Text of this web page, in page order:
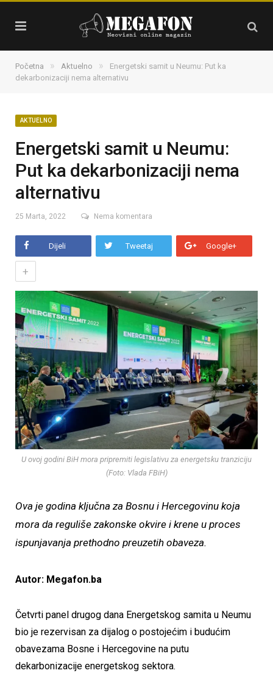
Početna » Aktuelno »
Energetski samit u Neumu: Put ka
dekarbonizaciji nema alternativu
AKTUELNO
Energetski samit u Neumu:
Put ka dekarbonizaciji nema
alternativu
25 Marta, 2022 Nema komentara
Dijeli Tweetaj Google+
+
U ovoj godini BiH mora pripremiti legislativu za energetsku tranziciju
(Foto: Vlada FBiH)
Ova je godina ključna za Bosnu i Hercegovinu koja
mora da reguliše zakonske okvire i krene u proces
ispunjavanja prethodno preuzetih obaveza.
Autor: Megafon.ba
Četvrti panel drugog dana Energetskog samita u Neumu
bio je rezervisan za dijalog o postojećim i budućim
obavezama Bosne i Hercegovine na putu
dekarbonizacije energetskog sektora.